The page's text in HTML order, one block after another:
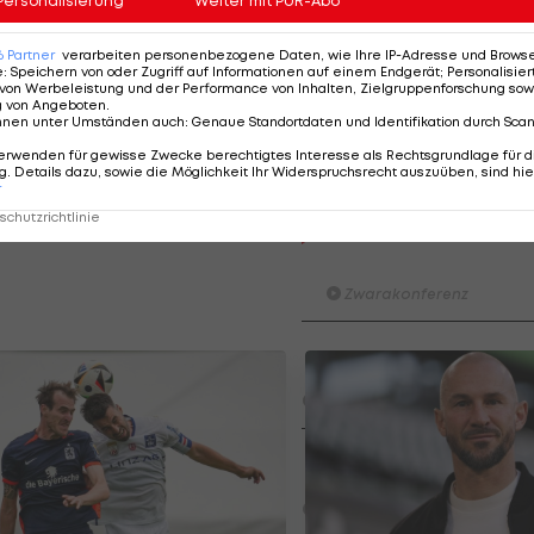
alle Spieler voll mit dem Verein identifizieren
2012 von Borussia Dortmunds Amateuren zum SK
Partien 28 Mal getroffen, ehe er sich 2014RB
und Toronto.
Der legendäre
Am Stammtisch bei Andy
Knett
I schau a #LigaZWA - Die
I schau a LigaZWA
Partner verarbeiten personenbezogene Daten, wie Ihre IP-Adresse und
: Speichern von oder Zugriff auf Informationen auf einem Endgerät;
Werbeleistung und der Performance von Inhalten, Zielgruppenforschung
von Angeboten
unter Umständen auch: Genaue Standortdaten und Identifikation durch
für gewisse Zwecke berechtigtes Interesse als Rechtsgrundlage für
Details dazu, sowie die Möglichkeit Ihr Widerspruchsrecht auszuüben, sind